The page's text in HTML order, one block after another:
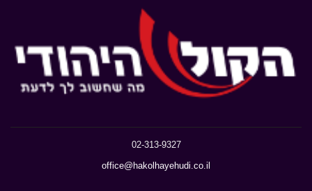
02-313-9327
office@hakolhayehudi.co.il